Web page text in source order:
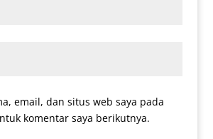
email, dan situs web saya pada
komentar saya berikutnya.